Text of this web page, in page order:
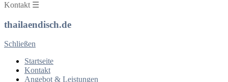
Kontakt ☰
thailaendisch.de
Schließen
Startseite
Kontakt
Angebot & Leistungen